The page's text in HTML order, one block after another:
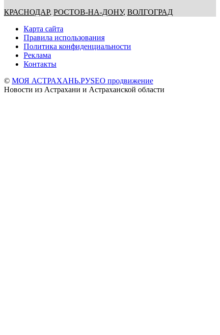
КРАСНОДАР, РОСТОВ-НА-ДОНУ, ВОЛГОГРАД
Карта сайта
Правила использования
Политика конфиденциальности
Реклама
Контакты
© МОЯ АСТРАХАНЬ.РУSEO продвижение
Новости из Астрахани и Астраханской области